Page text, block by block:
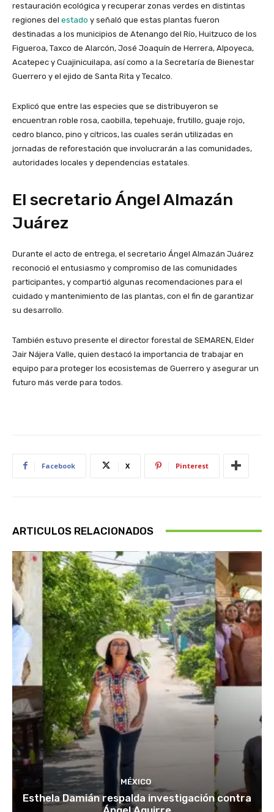
restauración ecológica y recuperar zonas verdes en distintas
regiones del estado y señaló que estas plantas fueron
destinadas a los municipios de Atenango del Río, Huitzuco de los
Figueroa, Taxco de Alarcón, José Joaquín de Herrera, Alpoyeca,
Acatepec y Cuajinicuilapa, así como a la Secretaría de Bienestar
Guerrero y el ejido de Santa Rita y Tecalco.
Explicó que entre las especies que se distribuyeron se
encuentran roble rosa, caobilla, tepehuaje, frutillo, guaje rojo,
cedro blanco, pino y cítricos, las cuales serán utilizadas en
jornadas de reforestación que involucrarán a las comunidades,
autoridades locales y dependencias estatales.
El secretario Ángel Almazán
Juárez
Durante el acto de entrega, el secretario Ángel Almazán Juárez
reconoció el entusiasmo y compromiso de las comunidades
participantes, y compartió algunas recomendaciones para el
cuidado y mantenimiento de las plantas, con el fin de garantizar
su desarrollo.
También estuvo presente el director forestal de SEMAREN, Elder
Jair Nájera Valle, quien destacó la importancia de trabajar en
equipo para proteger los ecosistemas de Guerrero y asegurar un
futuro más verde para todos.
Facebook X Pinterest
ARTICULOS RELACIONADOS
MÉXICO
Esthela Damián respalda investigación contra